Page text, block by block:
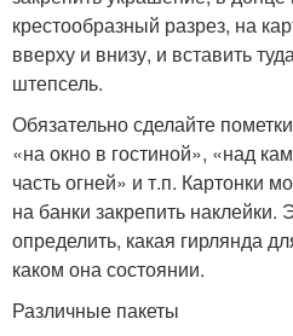
крестообразный разрез, на
вверху и внизу, и вставить
штепсель.
Обязательно сделайте
«на окно в гостиной», «над
часть огней» и т.п. Картонки
на банки закрепить наклейки.
определить, какая гирлянда
каком она состоянии.
Различные пакеты